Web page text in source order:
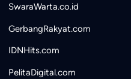
SwaraWarta.co.id
GerbangRakyat.com
IDNHits.com
PelitaDigital.com